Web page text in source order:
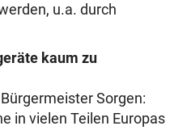
u.a. durch
kaum zu
Sorgen:
in vielen Teilen Europas